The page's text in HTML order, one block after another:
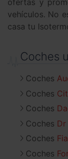
vehículos. No
casa tu
Coches
Coches
Coches
Coches
Coches
Coches
Coches